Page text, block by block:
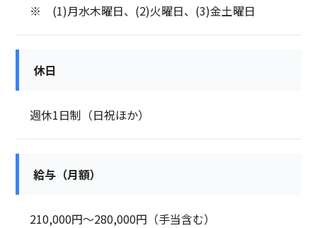
※ (1)月水木曜日、(2)火曜日、(3)金土曜日
休日
週休1日制（日祝ほか）
給与（月額）
210,000円～280,000円（手当含む）